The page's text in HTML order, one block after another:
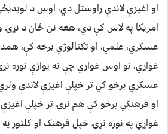
او اغیزې لاندې راوستل دي، اوس د
امریکا په لاس کې دي، هغه نن ځان د نړۍ
عسکري، علمي، او تکنالوژي برخه کې،
غواړي، نو اوس غواړي چې نه یوازې نوره
عسکري برخو کي تر خپلې اغیزې لاندې
او فرهنګي برخو کې هم نړۍ تر خپلې
غواړي په نوره نړۍ خپل فرهنګ او کلتور